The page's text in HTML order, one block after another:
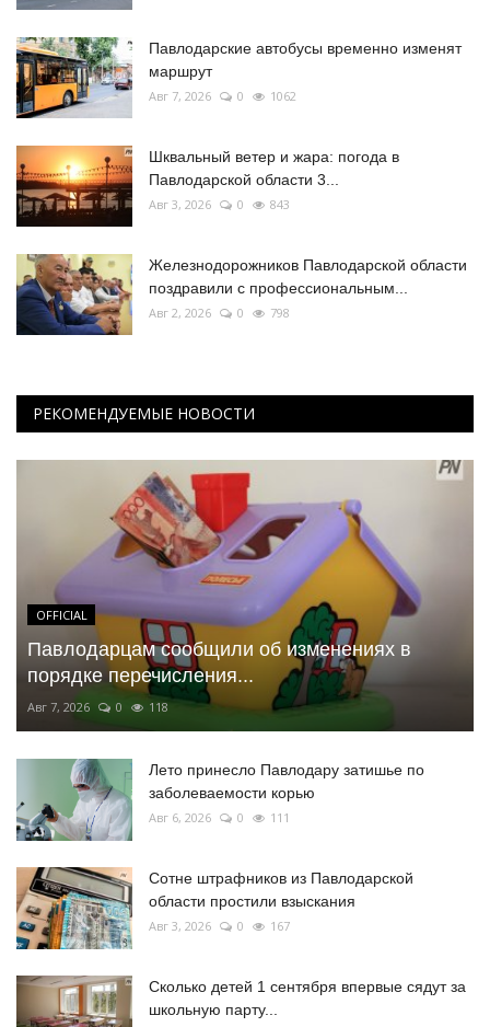
Павлодарские автобусы временно изменят
маршрут
Авг 7, 2026 0 1062
Шквальный ветер и жара: погода в
Павлодарской области 3...
Авг 3, 2026 0 843
Железнодорожников Павлодарской области
поздравили с профессиональным...
Авг 2, 2026 0 798
РЕКОМЕНДУЕМЫЕ НОВОСТИ
OFFICIAL
Павлодарцам сообщили об изменениях в
порядке перечисления...
Авг 7, 2026 0 118
Лето принесло Павлодару затишье по
заболеваемости корью
Авг 6, 2026 0 111
Сотне штрафников из Павлодарской
области простили взыскания
Авг 3, 2026 0 167
Сколько детей 1 сентября впервые сядут за
школьную парту...